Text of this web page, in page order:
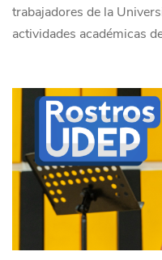
trabajadores de la
actividades académicas